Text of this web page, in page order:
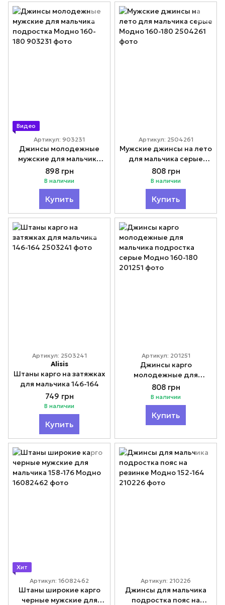
Видео
Артикул: 903231
Джинсы молодежные
мужские для мальчика
подростка Модно 160-
180
898 грн
В наличии
Купить
Артикул: 2504261
Мужские джинсы на лето
для мальчика серые
Модно 160-180
808 грн
В наличии
Купить
Артикул: 2503241
Alisis
Штаны карго на затяжках
для мальчика 146-164
749 грн
В наличии
Купить
Артикул: 201251
Джинсы карго
молодежные для
мальчика подростка
серые Модно 160-180
808 грн
В наличии
Купить
Хит
Артикул: 16082462
Штаны широкие карго
черные мужские для
Артикул: 210226
Джинсы для мальчика
подростка пояс на